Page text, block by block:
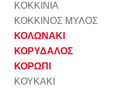
ΚΟΚΚΙΝΙΑ
ΚΟΚΚΙΝΟΣ ΜΥΛΟΣ
ΚΟΛΩΝΑΚΙ
ΚΟΡΥΔΑΛΟΣ
ΚΟΡΩΠΙ
ΚΟΥΚΑΚΙ